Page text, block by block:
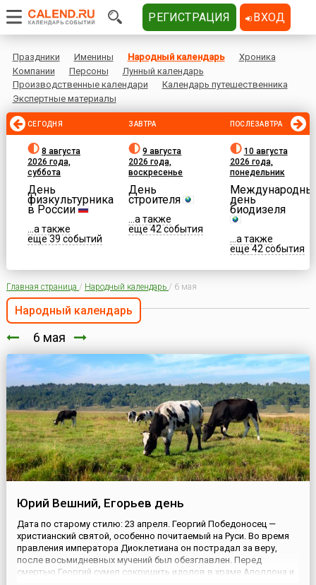
Праздники Именины Народный календарь
Хроника
Компании
Персоны
Лунный календарь
Производственные календари
Календарь путешественника
Экспертные материалы
СЕГОДНЯ
8 августа
2026 года,
суббота
День
физкультурника
в России
...а также
еще 39 событий
ЗАВТРА
9 августа
2026 года,
воскресенье
День
строителя
...а также
еще 42 события
ПОСЛЕЗАВТРА
10 августа
2026 года,
понедельник
день
биодизеля
...а также
еще 42 события
Главная страница / Народный календарь / 6 мая
Народный календарь
6 мая
Юрий Вешний, Егорьев день
Дата по старому стилю: 23 апреля. Георгий Победоносец —
христианский святой, особенно почитаемый на Руси. Во время
правления императора Диоклетиана он пострадал за веру,
после восьмидневных мучений был обезглавлен. Перед
смертью Георгий сумел сокрушить идолов в храме Аполлона и
РЕГИСТРАЦИЯ ВХОД